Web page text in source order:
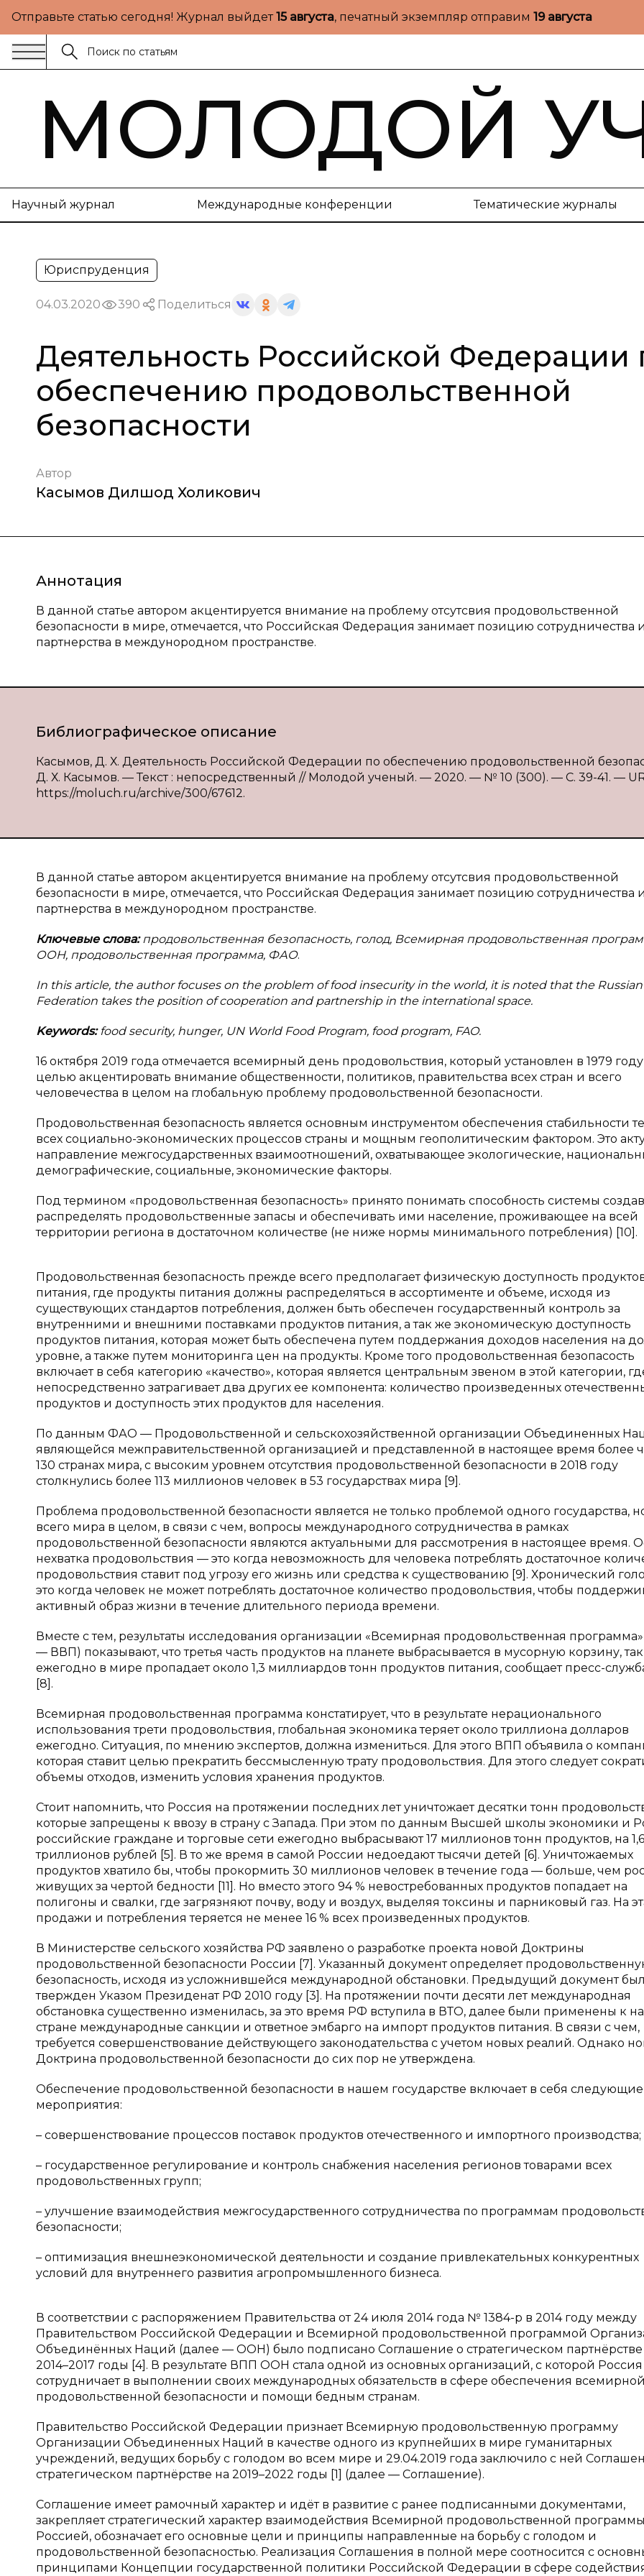
Отправьте статью сегодня! Журнал выйдет15 августа, печатный экземпляр отправим 19 августа
МОЛОДОЙ
Научный журнал Международные конференции Тематические журналы
Юриспруденция
04.03.2020 390 Поделиться
Деятельность Российской Федерации
обеспечению продовольственной
безопасности
Автор
Касымов Дилшод Холикович
Аннотация
В данной статье автором акцентируется внимание на проблему отсутсвия продовольственной
безопасности в мире, отмечается, что Российская Федерация занимает позицию сотрудничества и
партнерства в междунородном пространстве.
Библиографическое описание
Касымов, Д. Х. Деятельность Российской Федерации по обеспечению продовольственной
Д. Х. Касымов. — Текст : непосредственный // Молодой ученый. — 2020. — № 10 (300). — С. 39-41. —
https://moluch.ru/archive/300/67612.
В данной статье автором акцентируется внимание на проблему отсутсвия продовольственной
безопасности в мире, отмечается, что Российская Федерация занимает позицию сотрудничества и
партнерства в междунородном пространстве.
Ключевые слова:продовольственная безопасность, голод, Всемирная продовольственная
ООН, продовольственная программа, ФАО.
In this article, the author focuses on the problem of food insecurity in the world, it is noted that the Russian
Federation takes the position of cooperation and partnership in the international space.
Keywords:food security, hunger, UN World Food Program, food program, FAO.
16 октября 2019 года отмечается всемирный день продовольствия, который установлен в 1979
целью акцентировать внимание общественности, политиков, правительства всех стран и всего
человечества в целом на глобальную проблему продовольственной безопасности.
Продовольственная безопасность является основным инструментом обеспечения стабильности
всех социально-экономических процессов страны и мощным геополитическим фактором. Это
направление межгосударственных взаимоотношений, охватывающее экологические,
демографические, социальные, экономические факторы.
Под термином «продовольственная безопасность» принято понимать способность системы
распределять продовольственные запасы и обеспечивать ими население, проживающее на всей
территории региона в достаточном количестве (не ниже нормы минимального потребления) [10].
Продовольственная безопасность прежде всего предполагает физическую доступность
питания, где продукты питания должны распределяться в ассортименте и объеме, исходя из
существующих стандартов потребления, должен быть обеспечен государственный контроль за
внутренними и внешними поставками продуктов питания, а так же экономическую доступность
продуктов питания, которая может быть обеспечена путем поддержания доходов населения на
уровне, а также путем мониторинга цен на продукты. Кроме того продовольственная безопасость
включает в себя категорию «качество», которая является центральным звеном в этой категории,
непосредственно затрагивает два других ее компонента: количество произведенных
продуктов и доступность этих продуктов для населения.
По данным ФАО — Продовольственной и сельскохозяйственной организации Объединенных
являющейся межправительственной организацией и представленной в настоящее время более
130 странах мира, с высоким уровнем отсутствия продовольственной безопасности в 2018 году
столкнулись более 113 миллионов человек в 53 государствах мира [9].
Проблема продовольственной безопасности является не только проблемой одного государства,
всего мира в целом, в связи с чем, вопросы международного сотрудничества в рамках
продовольственной безопасности являются актуальными для рассмотрения в настоящее время.
нехватка продовольствия — это когда невозможность для человека потреблять достаточное
продовольствия ставит под угрозу его жизнь или средства к существованию [9]. Хронический
это когда человек не может потреблять достаточное количество продовольствия, чтобы
активный образ жизни в течение длительного периода времени.
Вместе с тем, результаты исследования организации «Всемирная продовольственная
— ВВП) показывают, что третья часть продуктов на планете выбрасывается в мусорную корзину, так
ежегодно в мире пропадает около 1,3 миллиардов тонн продуктов питания, сообщает пресс-
[8].
Всемирная продовольственная программа констатирует, что в результате нерационального
использования трети продовольствия, глобальная экономика теряет около триллиона долларов
ежегодно. Ситуация, по мнению экспертов, должна измениться. Для этого ВПП объявила о
которая ставит целью прекратить бессмысленную трату продовольствия. Для этого следует
объемы отходов, изменить условия хранения продуктов.
Стоит напомнить, что Россия на протяжении последних лет уничтожает десятки тонн
которые запрещены к ввозу в страну с Запада. При этом по данным Высшей школы экономики и
российские граждане и торговые сети ежегодно выбрасывают 17 миллионов тонн продуктов, на 1,6
триллионов рублей [5]. В то же время в самой России недоедают тысячи детей [6]. Уничтожаемых
продуктов хватило бы, чтобы прокормить 30 миллионов человек в течение года — больше, чем
живущих за чертой бедности [11]. Но вместо этого 94 % невостребованных продуктов попадает на
полигоны и свалки, где загрязняют почву, воду и воздух, выделяя токсины и парниковый газ. На
продажи и потребления теряется не менее 16 % всех произведенных продуктов.
В Министерстве сельского хозяйства РФ заявлено о разработке проекта новой Доктрины
продовольственной безопасности России [7]. Указанный документ определяет
безопасность, исходя из усложнившейся международной обстановки. Предыдущий документ был
твержден Указом Президенат РФ 2010 году [3]. На протяжении почти десяти лет международная
обстановка существенно изменилась, за это время РФ вступила в ВТО, далее были применены к
стране международные санкции и ответное эмбарго на импорт продуктов питания. В связи с чем,
требуется совершенствование действующего законодательства с учетом новых реалий. Однако
Доктрина продовольственной безопасности до сих пор не утверждена.
Обеспечение продовольственной безопасности в нашем государстве включает в себя следующие
мероприятия:
– совершенствование процессов поставок продуктов отечественного и импортного производства;
– государственное регулирование и контроль снабжения населения регионов товарами всех
продовольственных групп;
– улучшение взаимодействия межгосударственного сотрудничества по программам
безопасности;
– оптимизация внешнеэкономической деятельности и создание привлекательных конкурентных
условий для внутреннего развития агропромышленного бизнеса.
В соответствии с распоряжением Правительства от 24 июля 2014 года № 1384-р в 2014 году между
Правительством Российской Федерации и Всемирной продовольственной программой
Объединённых Наций (далее — ООН) было подписано Соглашение о стратегическом партнёрстве
2014–2017 годы [4]. В результате ВПП ООН стала одной из основных организаций, с которой Россия
сотрудничает в выполнении своих международных обязательств в сфере обеспечения всемирной
продовольственной безопасности и помощи бедным странам.
Правительство Российской Федерации признает Всемирную продовольственную программу
Организации Объединенных Наций в качестве одного из крупнейших в мире гуманитарных
учреждений, ведущих борьбу с голодом во всем мире и 29.04.2019 года заключило с ней
стратегическом партнёрстве на 2019–2022 годы [1] (далее — Соглашение).
Соглашение имеет рамочный характер и идёт в развитие с ранее подписанными документами,
закрепляет стратегический характер взаимодействия Всемирной продовольственной
Россией, обозначает его основные цели и принципы направленные на борьбу с голодом и
продовольственной безопасностью. Реализация Соглашения в полной мере соотносится с
принципами Концепции государственной политики Российской Федерации в сфере